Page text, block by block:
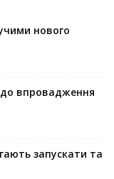
нового
до впровадження
запускaти та